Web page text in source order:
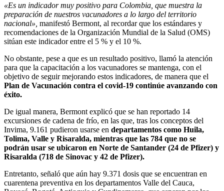
«Es un indicador muy positivo para Colombia, que muestra la
preparación de nuestros vacunadores a lo largo del territorio
nacional», manifestó Bermont, al recordar que los estándares y
recomendaciones de la Organización Mundial de la Salud (OMS)
sitúan este indicador entre el 5 % y el 10 %.
No obstante, pese a que es un resultado positivo, llamó la atención
para que la capacitación a los vacunadores se mantenga, con el
objetivo de seguir mejorando estos indicadores, de manera que el
Plan de Vacunación contra el covid-19 continúe avanzando con
éxito.
De igual manera, Bermont explicó que se han reportado 14
excursiones de cadena de frío, en las que, tras los conceptos del
Invima, 9.161 pudieron usarse en departamentos como Huila,
Tolima, Valle y Risaralda, mientras que las 784 que no se
podrán usar se ubicaron en Norte de Santander (24 de Pfizer) y
Risaralda (718 de Sinovac y 42 de Pfizer).
Entretanto, señaló que aún hay 9.371 dosis que se encuentran en
cuarentena preventiva en los departamentos Valle del Cauca,